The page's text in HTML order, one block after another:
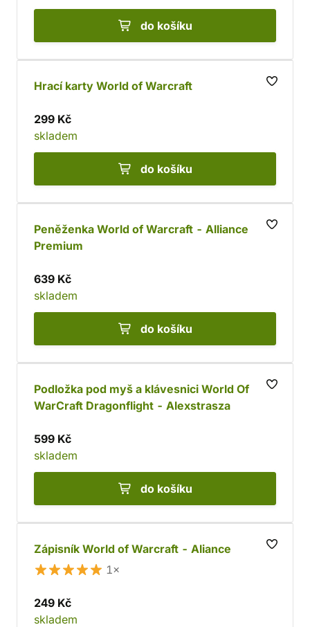
do košíku
Hrací karty World of Warcraft
299 Kč
skladem
do košíku
Peněženka World of Warcraft - Alliance
Premium
639 Kč
skladem
do košíku
Podložka pod myš a klávesnici World Of
WarCraft Dragonflight - Alexstrasza
599 Kč
skladem
do košíku
Zápisník World of Warcraft - Aliance
1×
249 Kč
skladem